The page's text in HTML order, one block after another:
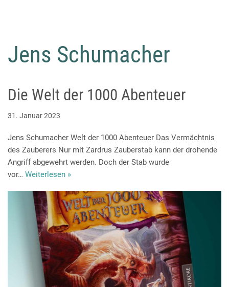
Jens Schumacher
Die Welt der 1000 Abenteuer
31. Januar 2023
Jens Schumacher Welt der 1000 Abenteuer Das Vermächtnis
des Zauberers Nur mit Zardrus Zauberstab kann der drohende
Angriff abgewehrt werden. Doch der Stab wurde
vor… Weiterlesen »